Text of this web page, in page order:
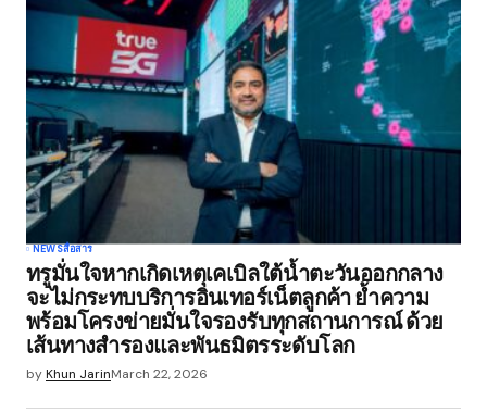
NEWSสื่อสาร
ทรูมั่นใจหากเกิดเหตุเคเบิลใต้น้ำตะวันออกกลาง
จะไม่กระทบบริการอินเทอร์เน็ตลูกค้า ย้ำความ
พร้อมโครงข่ายมั่นใจรองรับทุกสถานการณ์ ด้วย
เส้นทางสำรองและพันธมิตรระดับโลก
byKhun JarinMarch 22, 2026